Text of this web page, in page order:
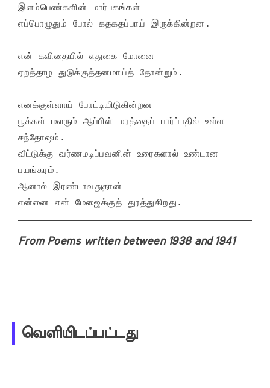
இளம்பெண்களின் மார்பகங்கள்
எப்பொழுதும் போல் கதகதப்பாய் இருக்கின்றன.
என் கவிதையில் எதுகை மோனை
ஏறத்தாழ துடுக்குத்தனமாய்த் தோன்றும்.
எனக்குள்ளாய் போட்டியிடுகின்றன
பூக்கள் மலரும் ஆப்பிள் மரத்தைப் பார்ப்பதில் உள்ள
சந்தோஷம்.
வீட்டுக்கு வர்ணமடிப்பவனின் உரைகளால் உண்டான
பயங்கரம்.
ஆனால் இரண்டாவதுதான்
என்னை என் மேஜைக்குத் துரத்துகிறது.
From Poems written between 1938 and 1941
வெளியிடப்பட்டது